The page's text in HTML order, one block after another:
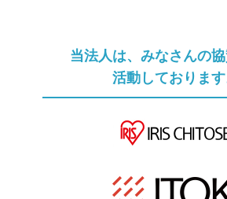
当法人は、みなさんの
活動しております